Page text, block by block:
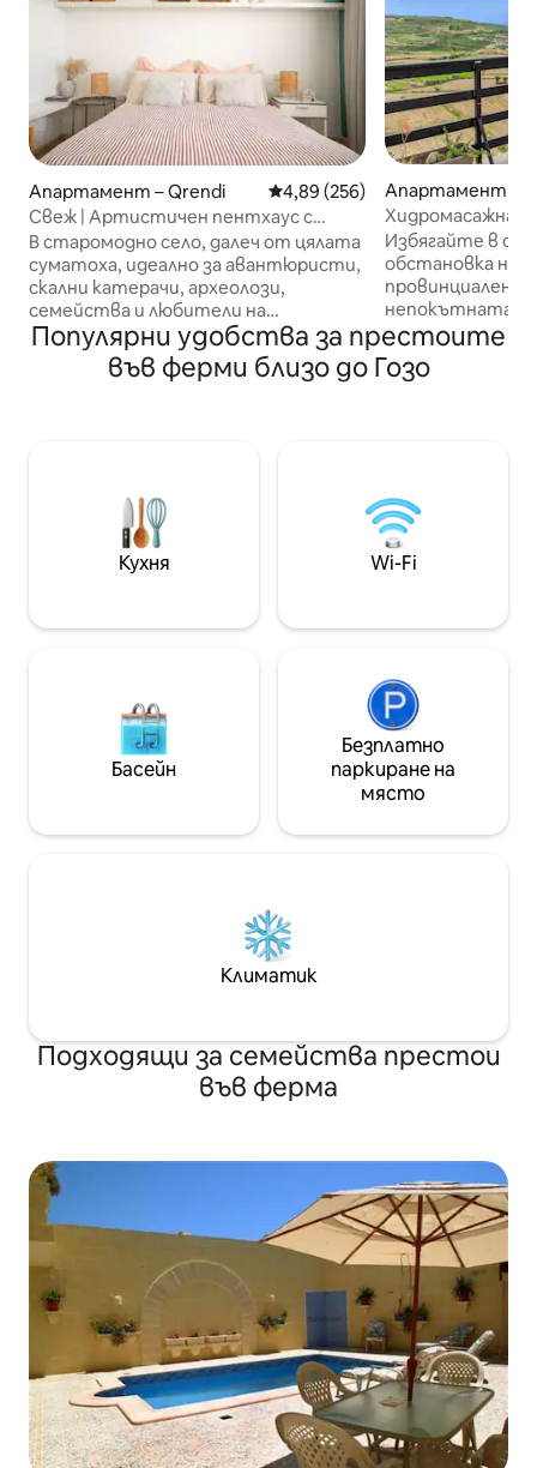
Апартамент – Qrendi Средна оценка: 4,89 от 5,
4,89 (256)
Свеж | Артистичен пентхаус с
тераса | Еклектичен стил
В старомодно село, далеч от цялата
суматоха, идеално за авантюристи,
скални катерачи, археолози,
семейства и любители на
природата. Това е спокойно място
за разходка. Можете да откриете
селския живот и да опознаете
(10 минути пеша) Синята пещера и
Wied Żurrieq (20 минути
пеша/5 минути с кола) Гар Лапси –
ЗАТВОРЕНО за плуване, но все още
контрол и Wi-Fi
Апартамент –
z
Хидромасажна
морето @
невероятна
Избягайте в
обстановка на
провинциален
непокътната
Средиземно море, природни
и един от най -
острова.
напълно
навсякъде, 4K
аркадни игри и
вътрешното
Популярни удобства за престоите
във ферми близо до Гозо
Кухня Wi-Fi
Басейн
Безплатно
паркиране на
място
Климатик
Подходящи за семейства престои
във ферма